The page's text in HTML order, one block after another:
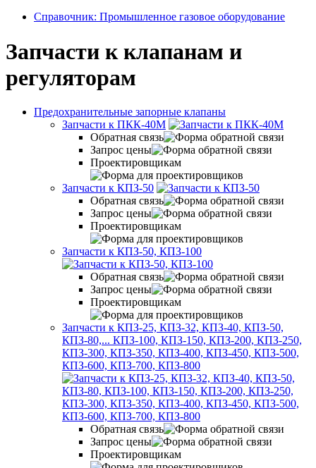
Справочник: Промышленное газовое оборудование
Запчасти к клапанам и
регуляторам
Предохранительные запорные клапаны
Запчасти к ПКК-40М
Обратная связь
Запрос цены
Проектировщикам
Запчасти к КПЗ-50
Обратная связь
Запрос цены
Проектировщикам
Запчасти к КПЗ-50, КПЗ-100
Обратная связь
Запрос цены
Проектировщикам
Запчасти к КПЗ-25, КПЗ-32, КПЗ-40, КПЗ-50,
КПЗ-80,... КПЗ-100, КПЗ-150, КПЗ-200, КПЗ-250,
КПЗ-300, КПЗ-350, КПЗ-400, КПЗ-450, КПЗ-500,
КПЗ-600, КПЗ-700, КПЗ-800
Обратная связь
Запрос цены
Проектировщикам